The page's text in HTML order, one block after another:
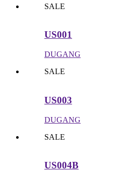
SALE
US001
DUGANG
SALE
US003
DUGANG
SALE
US004B